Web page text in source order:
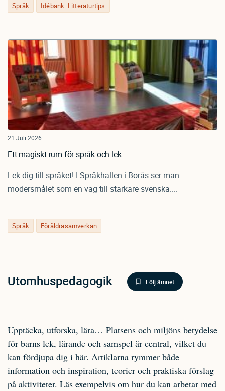
Språk Idébank: Litteraturtips
Språk Föräldrasamverkan
21 Juli 2026
Ett magiskt rum för språk och lek
Lek dig till språket! I Språkhallen i Borås ser man
modersmålet som en väg till starkare svenska....
Utomhuspedagogik Följ ämnet
Upptäcka, utforska, lära… Platsens och miljöns betydelse
för barns lek, lärande och samspel är central, vilket du
kan fördjupa dig i här. Artiklarna rymmer både
information och inspiration, teorier och praktiska förslag
på aktiviteter. Läs exempelvis om hur du kan arbetar med